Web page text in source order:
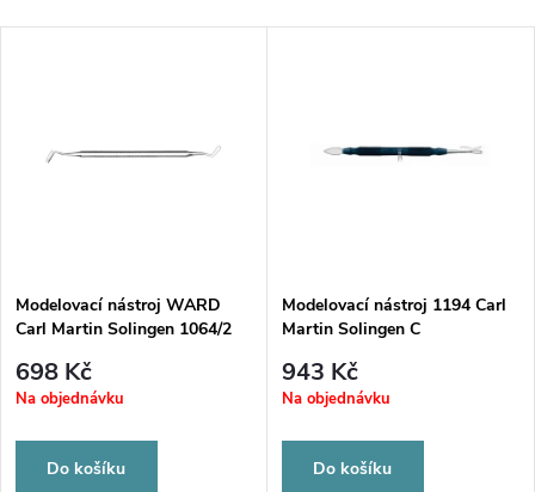
Modelovací nástroj WARD
Carl Martin Solingen 1064/2
698 Kč
Na objednávku
Do košíku
Modelovací nástroj 1194 Carl
Martin Solingen C
943 Kč
Na objednávku
Do košíku